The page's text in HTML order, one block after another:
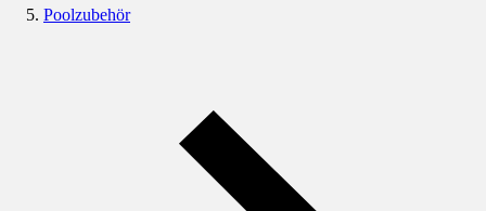
Poolzubehör